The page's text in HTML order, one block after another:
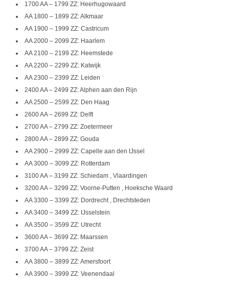
1700 AA – 1799 ZZ: Heerhugowaard
AA 1800 – 1899 ZZ: Alkmaar
AA 1900 – 1999 ZZ: Castricum
AA 2000 – 2099 ZZ: Haarlem
AA 2100 – 2199 ZZ: Heemstede
AA 2200 – 2299 ZZ: Katwijk
AA 2300 – 2399 ZZ: Leiden
2400 AA – 2499 ZZ: Alphen aan den Rijn
AA 2500 – 2599 ZZ: Den Haag
2600 AA – 2699 ZZ: Delft
2700 AA – 2799 ZZ: Zoetermeer
2800 AA – 2899 ZZ: Gouda
AA 2900 – 2999 ZZ: Capelle aan den IJssel
AA 3000 – 3099 ZZ: Rotterdam
3100 AA – 3199 ZZ: Schiedam , Vlaardingen
3200 AA – 3299 ZZ: Voorne-Putten , Hoeksche Waard
AA 3300 – 3399 ZZ: Dordrecht , Drechtsteden
AA 3400 – 3499 ZZ: IJsselstein
AA 3500 – 3599 ZZ: Utrecht
3600 AA – 3699 ZZ: Maarssen
3700 AA – 3799 ZZ: Zeist
AA 3800 – 3899 ZZ: Amersfoort
AA 3900 – 3999 ZZ: Veenendaal